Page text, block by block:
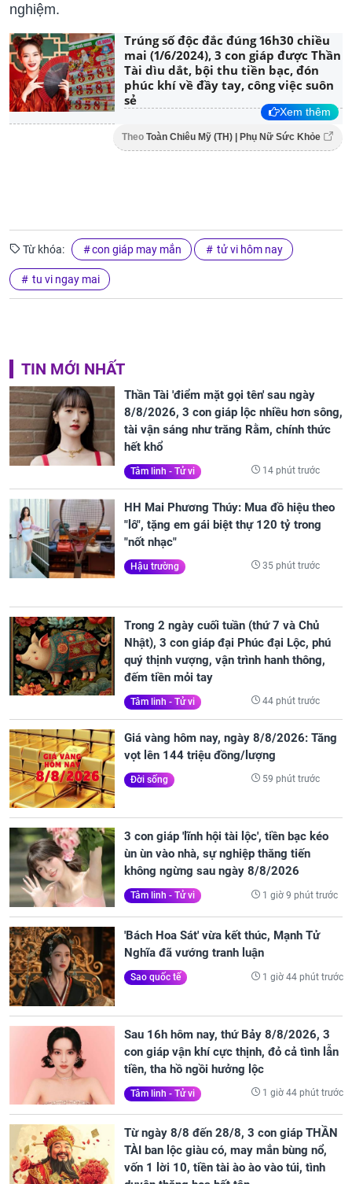
nghiệm.
Trúng số độc đắc đúng 16h30 chiều
mai (1/6/2024), 3 con giáp được Thần
Tài dìu dắt, bội thu tiền bạc, đón
phúc khí về đầy tay, công việc suôn
sẻ
Xem thêm
Theo Toàn Chiêu Mỹ (TH) | Phụ Nữ Sức Khỏe
Từ khóa: con giáp may mắn tử vi hôm nay
tu vi ngay mai
TIN MỚI NHẤT
Thần Tài 'điểm mặt gọi tên' sau ngày
8/8/2026, 3 con giáp lộc nhiều hơn sông,
tài vận sáng như trăng Rằm, chính thức
hết khổ
Tâm linh - Tử vi 14 phút trước
HH Mai Phương Thúy: Mua đồ hiệu theo
"lô", tặng em gái biệt thự 120 tỷ trong
"nốt nhạc"
Hậu trường 35 phút trước
Trong 2 ngày cuối tuần (thứ 7 và Chủ
Nhật), 3 con giáp đại Phúc đại Lộc, phú
quý thịnh vượng, vận trình hanh thông,
đếm tiền mỏi tay
Tâm linh - Tử vi 44 phút trước
Giá vàng hôm nay, ngày 8/8/2026: Tăng
vọt lên 144 triệu đồng/lượng
Đời sống 59 phút trước
3 con giáp 'lĩnh hội tài lộc', tiền bạc kéo
ùn ùn vào nhà, sự nghiệp thăng tiến
không ngừng sau ngày 8/8/2026
Tâm linh - Tử vi 1 giờ 9 phút trước
'Bách Hoa Sát' vừa kết thúc, Mạnh Tử
Nghĩa đã vướng tranh luận
Sao quốc tế 1 giờ 44 phút trước
Sau 16h hôm nay, thứ Bảy 8/8/2026, 3
con giáp vận khí cực thịnh, đỏ cả tình lẫn
tiền, tha hồ ngồi hưởng lộc
Tâm linh - Tử vi 1 giờ 44 phút trước
Từ ngày 8/8 đến 28/8, 3 con giáp THẦN
TÀI ban lộc giàu có, may mắn bùng nổ,
vốn 1 lời 10, tiền tài ào ào vào túi, tình